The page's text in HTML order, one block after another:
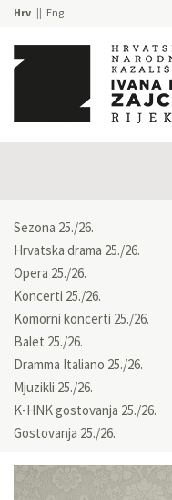
Hrv Eng
Sezona 25./26.
Hrvatska drama 25./26.
Opera 25./26.
Koncerti 25./26.
Komorni koncerti 25./26.
Balet 25./26.
Dramma Italiano 25./26.
Mjuzikli 25./26.
K-HNK gostovanja 25./26.
Gostovanja 25./26.